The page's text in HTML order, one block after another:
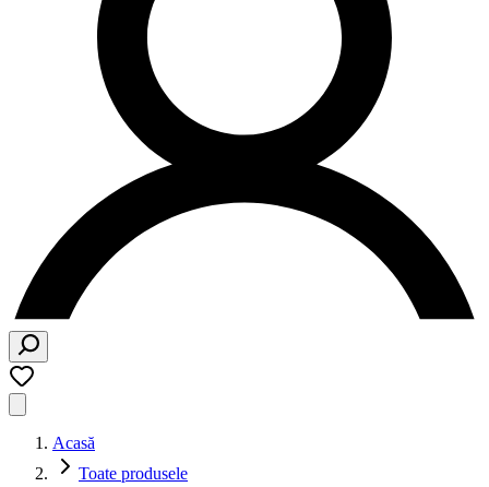
Acasă
Toate produsele